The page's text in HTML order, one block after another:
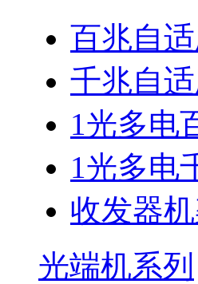
百兆自
千兆自
1光多电
1光多电
收发器
光端机系列